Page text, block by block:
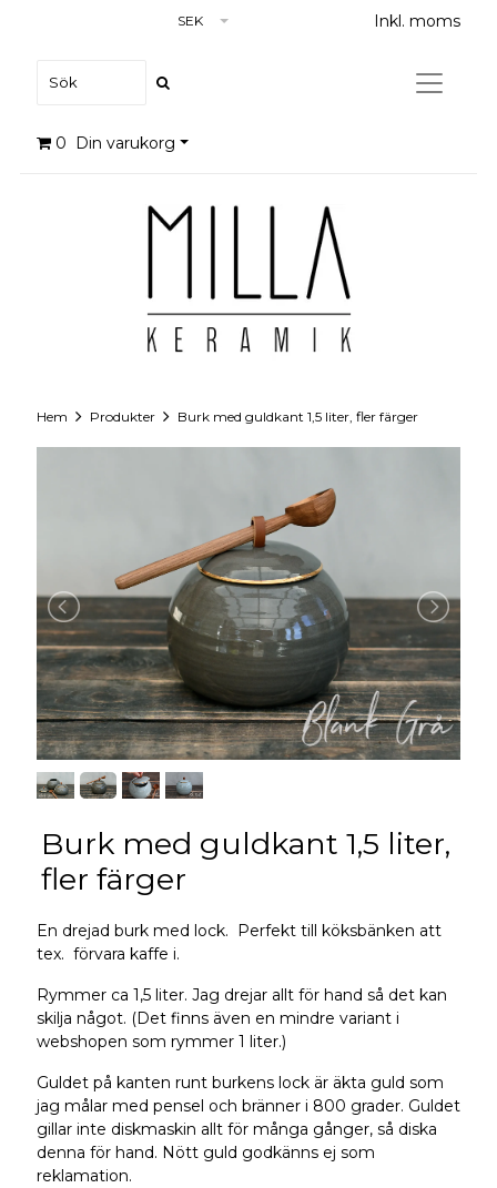
SEK Inkl. moms
0 Din varukorg
Hem Produkter Burk med guldkant 1,5 liter, fler färger
Burk med guldkant 1,5 liter,
fler färger
En drejad burk med lock. Perfekt till köksbänken att
tex. förvara kaffe i.
Rymmer ca 1,5 liter. Jag drejar allt för hand så det kan
skilja något. (Det finns även en mindre variant i
webshopen som rymmer 1 liter.)
Guldet på kanten runt burkens lock är äkta guld som
jag målar med pensel och bränner i 800 grader. Guldet
gillar inte diskmaskin allt för många gånger, så diska
denna för hand. Nött guld godkänns ej som
reklamation.